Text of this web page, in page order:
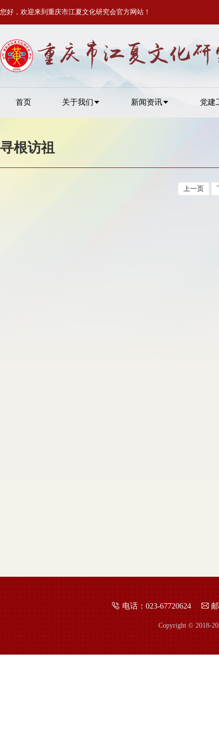
您好，欢迎来到重庆市江夏文化研究会官方网站！
首页 关于我们 新闻资讯 党建
寻根访祖
上一页
电话：023-67720624
Copyright © 2018-